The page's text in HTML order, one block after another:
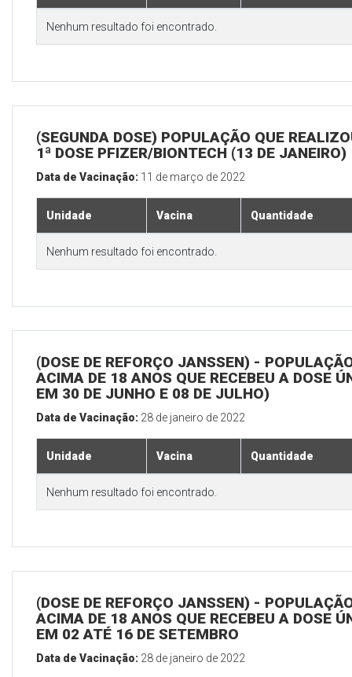
Nenhum resultado foi encontrado.
(SEGUNDA DOSE) POPULAÇÃO QUE
1ª DOSE PFIZER/BIONTECH (13 DE JANEIRO)
Data de Vacinação: 11 de março de 2022
Unidade Vacina Quantidade
Nenhum resultado foi encontrado.
(DOSE DE REFORÇO JANSSEN) -
ACIMA DE 18 ANOS QUE RECEBEU A DOSE
EM 30 DE JUNHO E 08 DE JULHO)
Data de Vacinação: 28 de janeiro de 2022
Unidade Vacina Quantidade
Nenhum resultado foi encontrado.
(DOSE DE REFORÇO JANSSEN) -
ACIMA DE 18 ANOS QUE RECEBEU A DOSE
EM 02 ATÉ 16 DE SETEMBRO
Data de Vacinação: 28 de janeiro de 2022